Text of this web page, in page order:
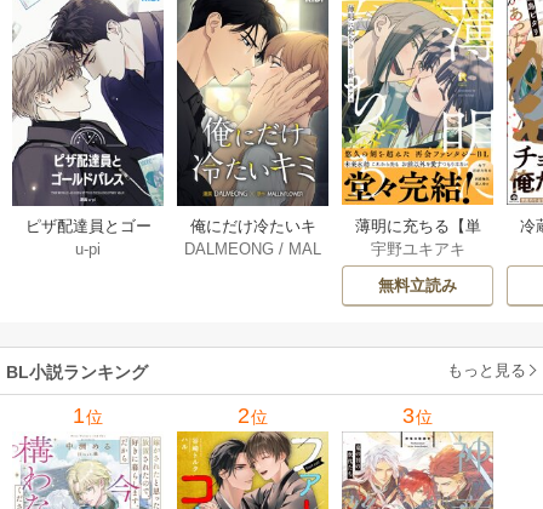
ピザ配達員とゴー
ルドパレス【タテ
u-pi
俺にだけ冷たいキ
ミ【タテヨミ】 34
DALMEONG / MAL
薄明に充ちる【単
行本版】 5巻
宇野ユキアキ
無料立読み
冷
BL小説ランキング もっと見る
1位 2位 3位